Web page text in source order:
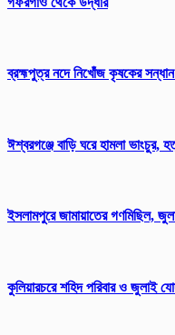
ব্রহ্মপুত্র নদে নিখোঁজ কৃষকের
ঈশ্বরগঞ্জে বাড়ি ঘরে হামলা ভাংচুর,
ইসলামপুরে জামায়াতের গণমিছিল,
কুলিয়ারচরে শহিদ পরিবার ও জুলাই